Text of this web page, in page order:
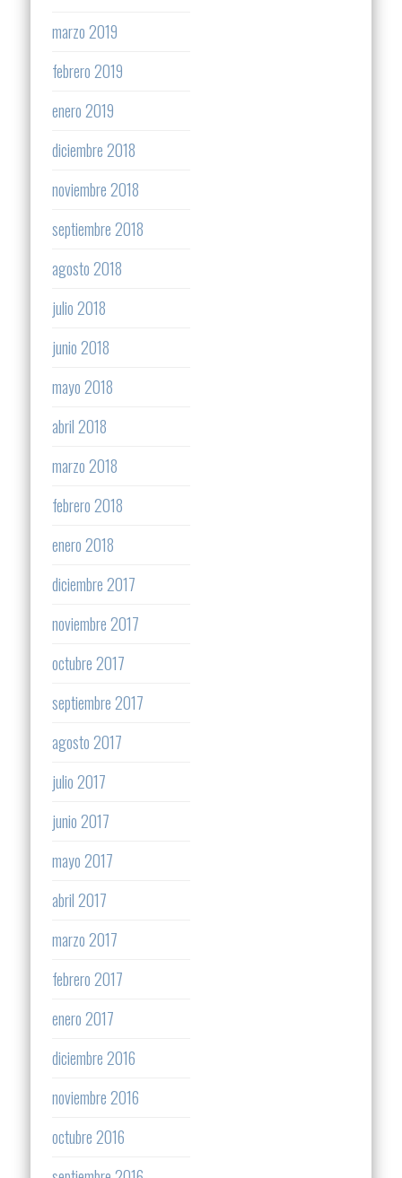
marzo 2019
febrero 2019
enero 2019
diciembre 2018
noviembre 2018
septiembre 2018
agosto 2018
julio 2018
junio 2018
mayo 2018
abril 2018
marzo 2018
febrero 2018
enero 2018
diciembre 2017
noviembre 2017
octubre 2017
septiembre 2017
agosto 2017
julio 2017
junio 2017
mayo 2017
abril 2017
marzo 2017
febrero 2017
enero 2017
diciembre 2016
noviembre 2016
octubre 2016